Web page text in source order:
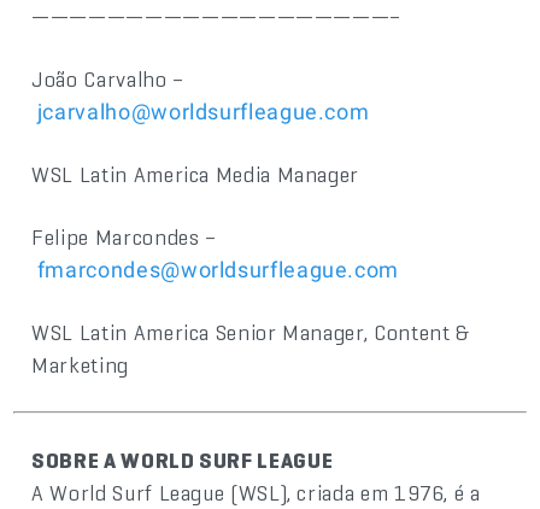
———————————————————–
João Carvalho –
jcarvalho@worldsurfleague.com
WSL Latin America Media Manager
Felipe Marcondes –
fmarcondes@worldsurfleague.com
WSL Latin America Senior Manager, Content &
Marketing
SOBRE A WORLD SURF LEAGUE
A World Surf League (WSL), criada em 1976, é a